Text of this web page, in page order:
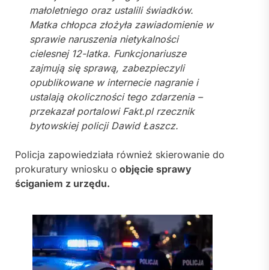
małoletniego oraz ustalili świadków.
Matka chłopca złożyła zawiadomienie w
sprawie naruszenia nietykalności
cielesnej 12-latka. Funkcjonariusze
zajmują się sprawą, zabezpieczyli
opublikowane w internecie nagranie i
ustalają okoliczności tego zdarzenia –
przekazał portalowi Fakt.pl rzecznik
bytowskiej policji Dawid Łaszcz.
Policja zapowiedziała również skierowanie do
prokuratury wniosku o objęcie sprawy
ściganiem z urzędu.